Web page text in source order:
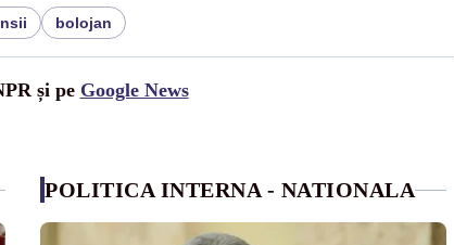
bolojan
și pe Google News
POLITICA INTERNA - NATIONALA